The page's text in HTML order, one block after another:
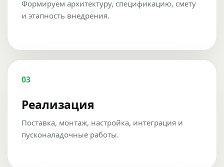
Формируем архитектуру, спецификацию, смету
и этапность внедрения.
03
Реализация
Поставка, монтаж, настройка, интеграция и
пусконаладочные работы.